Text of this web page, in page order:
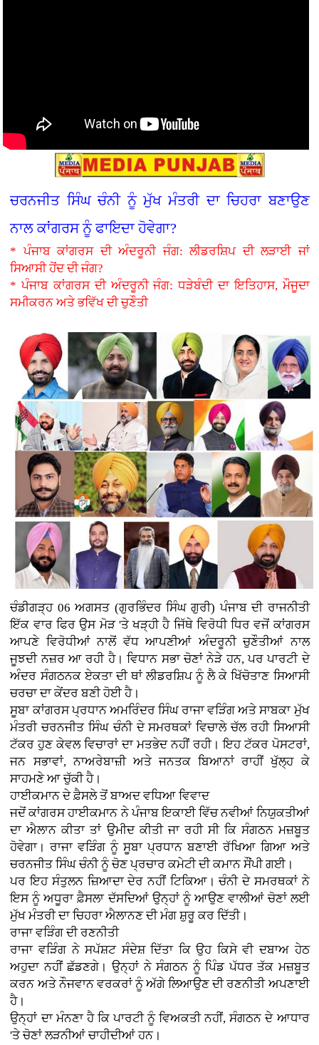
ਚਰਨਜੀਤ ਸਿੰਘ ਚੰਨੀ ਨੂੰ ਮੁੱਖ ਮੰਤਰੀ ਦਾ ਚਿਹਰਾ ਬਣਾਉਣ
ਨਾਲ ਕਾਂਗਰਸ ਨੂੰ ਫਾਇਦਾ ਹੋਵੇਗਾ?
* ਪੰਜਾਬ ਕਾਂਗਰਸ ਦੀ ਅੰਦਰੂਨੀ ਜੰਗ: ਲੀਡਰਸ਼ਿਪ ਦੀ ਲੜਾਈ ਜਾਂ
ਸਿਆਸੀ ਹੋਂਦ ਦੀ ਜੰਗ?
* ਪੰਜਾਬ ਕਾਂਗਰਸ ਦੀ ਅੰਦਰੂਨੀ ਜੰਗ: ਧੜੇਬੰਦੀ ਦਾ ਇਤਿਹਾਸ, ਮੌਜੂਦਾ
ਸਮੀਕਰਨ ਅਤੇ ਭਵਿੱਖ ਦੀ ਚੁਣੌਤੀ
ਚੰਡੀਗੜ੍ਹ 06 ਅਗਸਤ (ਗੁਰਭਿੰਦਰ ਸਿੰਘ ਗੁਰੀ)ਪੰਜਾਬ ਦੀ ਰਾਜਨੀਤੀ
ਇੱਕ ਵਾਰ ਫਿਰ ਉਸ ਮੋੜ 'ਤੇ ਖੜ੍ਹੀ ਹੈ ਜਿੱਥੇ ਵਿਰੋਧੀ ਧਿਰ ਵਜੋਂ ਕਾਂਗਰਸ
ਆਪਣੇ ਵਿਰੋਧੀਆਂ ਨਾਲੋਂ ਵੱਧ ਆਪਣੀਆਂ ਅੰਦਰੂਨੀ ਚੁਣੌਤੀਆਂ ਨਾਲ
ਜੂਝਦੀ ਨਜ਼ਰ ਆ ਰਹੀ ਹੈ। ਵਿਧਾਨ ਸਭਾ ਚੋਣਾਂ ਨੇੜੇ ਹਨ, ਪਰ ਪਾਰਟੀ ਦੇ
ਅੰਦਰ ਸੰਗਠਨਕ ਏਕਤਾ ਦੀ ਥਾਂ ਲੀਡਰਸ਼ਿਪ ਨੂੰ ਲੈ ਕੇ ਖਿੱਚੋਤਾਣ ਸਿਆਸੀ
ਚਰਚਾ ਦਾ ਕੇਂਦਰ ਬਣੀ ਹੋਈ ਹੈ।
ਸੂਬਾ ਕਾਂਗਰਸ ਪ੍ਰਧਾਨ ਅਮਰਿੰਦਰ ਸਿੰਘ ਰਾਜਾ ਵੜਿੰਗ ਅਤੇ ਸਾਬਕਾ ਮੁੱਖ
ਮੰਤਰੀ ਚਰਨਜੀਤ ਸਿੰਘ ਚੰਨੀ ਦੇ ਸਮਰਥਕਾਂ ਵਿਚਾਲੇ ਚੱਲ ਰਹੀ ਸਿਆਸੀ
ਟੱਕਰ ਹੁਣ ਕੇਵਲ ਵਿਚਾਰਾਂ ਦਾ ਮਤਭੇਦ ਨਹੀਂ ਰਹੀ। ਇਹ ਟੱਕਰ ਪੋਸਟਰਾਂ,
ਜਨ ਸਭਾਵਾਂ, ਨਾਅਰੇਬਾਜ਼ੀ ਅਤੇ ਜਨਤਕ ਬਿਆਨਾਂ ਰਾਹੀਂ ਖੁੱਲ੍ਹ ਕੇ
ਸਾਹਮਣੇ ਆ ਚੁੱਕੀ ਹੈ।
ਹਾਈਕਮਾਨ ਦੇ ਫ਼ੈਸਲੇ ਤੋਂ ਬਾਅਦ ਵਧਿਆ ਵਿਵਾਦ
ਜਦੋਂ ਕਾਂਗਰਸ ਹਾਈਕਮਾਨ ਨੇ ਪੰਜਾਬ ਇਕਾਈ ਵਿੱਚ ਨਵੀਆਂ ਨਿਯੁਕਤੀਆਂ
ਦਾ ਐਲਾਨ ਕੀਤਾ ਤਾਂ ਉਮੀਦ ਕੀਤੀ ਜਾ ਰਹੀ ਸੀ ਕਿ ਸੰਗਠਨ ਮਜ਼ਬੂਤ
ਹੋਵੇਗਾ। ਰਾਜਾ ਵੜਿੰਗ ਨੂੰ ਸੂਬਾ ਪ੍ਰਧਾਨ ਬਣਾਈ ਰੱਖਿਆ ਗਿਆ ਅਤੇ
ਚਰਨਜੀਤ ਸਿੰਘ ਚੰਨੀ ਨੂੰ ਚੋਣ ਪ੍ਰਚਾਰ ਕਮੇਟੀ ਦੀ ਕਮਾਨ ਸੌਂਪੀ ਗਈ।
ਪਰ ਇਹ ਸੰਤੁਲਨ ਜ਼ਿਆਦਾ ਦੇਰ ਨਹੀਂ ਟਿਕਿਆ। ਚੰਨੀ ਦੇ ਸਮਰਥਕਾਂ ਨੇ
ਇਸ ਨੂੰ ਅਧੂਰਾ ਫ਼ੈਸਲਾ ਦੱਸਦਿਆਂ ਉਨ੍ਹਾਂ ਨੂੰ ਆਉਣ ਵਾਲੀਆਂ ਚੋਣਾਂ ਲਈ
ਮੁੱਖ ਮੰਤਰੀ ਦਾ ਚਿਹਰਾ ਐਲਾਨਣ ਦੀ ਮੰਗ ਸ਼ੁਰੂ ਕਰ ਦਿੱਤੀ।
ਰਾਜਾ ਵੜਿੰਗ ਦੀ ਰਣਨੀਤੀ
ਰਾਜਾ ਵੜਿੰਗ ਨੇ ਸਪੱਸ਼ਟ ਸੰਦੇਸ਼ ਦਿੱਤਾ ਕਿ ਉਹ ਕਿਸੇ ਵੀ ਦਬਾਅ ਹੇਠ
ਅਹੁਦਾ ਨਹੀਂ ਛੱਡਣਗੇ। ਉਨ੍ਹਾਂ ਨੇ ਸੰਗਠਨ ਨੂੰ ਪਿੰਡ ਪੱਧਰ ਤੱਕ ਮਜ਼ਬੂਤ
ਕਰਨ ਅਤੇ ਨੌਜਵਾਨ ਵਰਕਰਾਂ ਨੂੰ ਅੱਗੇ ਲਿਆਉਣ ਦੀ ਰਣਨੀਤੀ ਅਪਣਾਈ
ਹੈ।
ਉਨ੍ਹਾਂ ਦਾ ਮੰਨਣਾ ਹੈ ਕਿ ਪਾਰਟੀ ਨੂੰ ਵਿਅਕਤੀ ਨਹੀਂ, ਸੰਗਠਨ ਦੇ ਆਧਾਰ
'ਤੇ ਚੋਣਾਂ ਲੜਨੀਆਂ ਚਾਹੀਦੀਆਂ ਹਨ।